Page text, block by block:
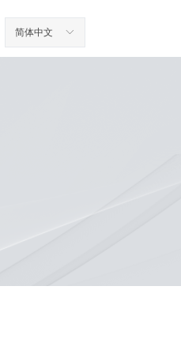
ꀅ
简体中文